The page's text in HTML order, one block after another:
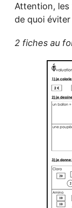
Attention,
de quoi
2 fiches au